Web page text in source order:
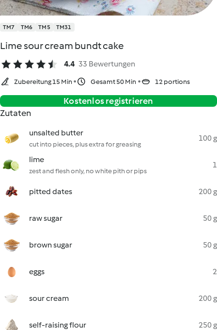
TM7 TM6 TM5 TM31
Lime sour cream bundt cake
4.4 33 Bewertungen
Zubereitung 15 Min Gesamt 50 Min 12 portions
Kostenlos registrieren
Zutaten
unsalted butter
cut into pieces, plus extra for greasing
100 g
lime
zest and flesh only, no white pith or pips
1
pitted dates 200 g
raw sugar 50 g
brown sugar 50 g
eggs 2
sour cream 200 g
self-raising flour 250 g